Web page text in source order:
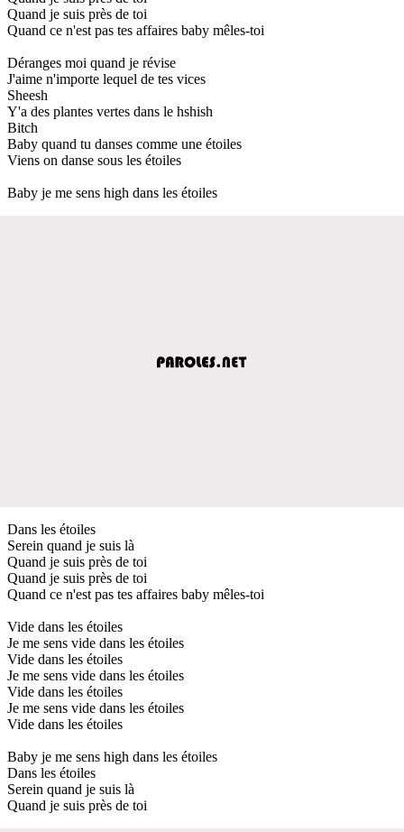
Quand je suis près de toi
Quand ce n'est pas tes affaires baby mêles-toi
Déranges moi quand je révise
J'aime n'importe lequel de tes vices
Sheesh
Y'a des plantes vertes dans le hshish
Bitch
Baby quand tu danses comme une étoiles
Viens on danse sous lеs étoiles
Baby je mе sens high dans les étoiles
Dans les étoiles
Serein quand je suis là
Quand je suis près de toi
Quand je suis près de toi
Quand ce n'est pas tes affaires baby mêles-toi
Vide dans les étoiles
Je me sens vide dans les étoiles
Vide dans les étoiles
Je me sens vide dans les étoiles
Vide dans les étoiles
Je me sens vide dans les étoiles
Vide dans les étoiles
Baby je me sens high dans les étoiles
Dans les étoiles
Serein quand je suis là
Quand je suis près de toi